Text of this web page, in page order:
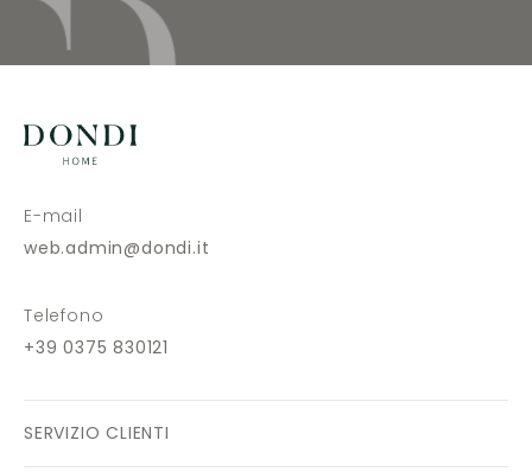
E-mail
web.admin@dondi.it
Telefono
+39 0375 830121
SERVIZIO CLIENTI